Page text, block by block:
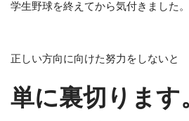
学生野球を終えてから気付きました。
正しい方向に向けた努力をしないと
単に裏切ります